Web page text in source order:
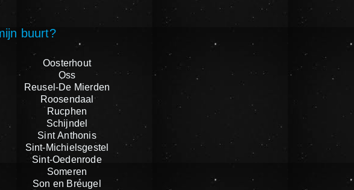
buurt?
Oosterhout
Oss
Reusel-De Mierden
Roosendaal
Rucphen
Schijndel
Sint Anthonis
Sint-Michielsgestel
Sint-Oedenrode
Someren
Son en Breugel